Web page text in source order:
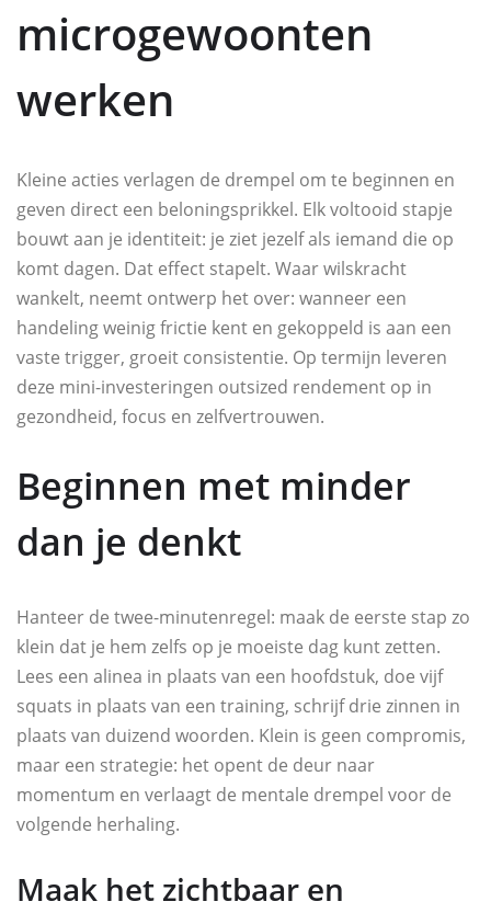
microgewoonten
werken
Kleine acties verlagen de drempel om te beginnen en
geven direct een beloningsprikkel. Elk voltooid stapje
bouwt aan je identiteit: je ziet jezelf als iemand die op
komt dagen. Dat effect stapelt. Waar wilskracht
wankelt, neemt ontwerp het over: wanneer een
handeling weinig frictie kent en gekoppeld is aan een
vaste trigger, groeit consistentie. Op termijn leveren
deze mini-investeringen outsized rendement op in
gezondheid, focus en zelfvertrouwen.
Beginnen met minder
dan je denkt
Hanteer de twee-minutenregel: maak de eerste stap zo
klein dat je hem zelfs op je moeiste dag kunt zetten.
Lees een alinea in plaats van een hoofdstuk, doe vijf
squats in plaats van een training, schrijf drie zinnen in
plaats van duizend woorden. Klein is geen compromis,
maar een strategie: het opent de deur naar
momentum en verlaagt de mentale drempel voor de
volgende herhaling.
Maak het zichtbaar en